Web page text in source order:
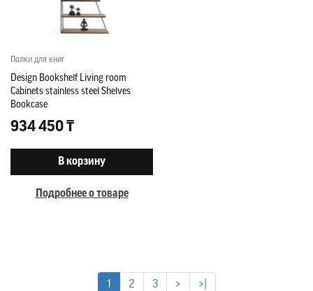
Полки для книг
Design Bookshelf Living room
Cabinets stainless steel Shelves
Bookcase
934 450 ₸
В корзину
Подробнее о товаре
1 2 3 > >|